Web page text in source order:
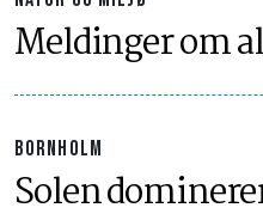
Meldinger om
BORNHOLM
Solen